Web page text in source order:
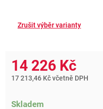
14 226 Kč
17 213,46 Kč včetně DPH
Skladem